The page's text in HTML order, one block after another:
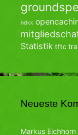
ndkk
Statistik tftc
Neueste
Markus Eichhorn